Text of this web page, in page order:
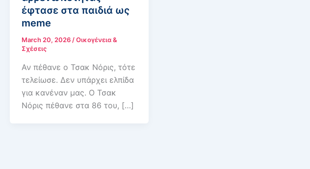
έφτασε στα παιδιά ως
meme
March 20, 2026/Οικογένεια &
Σχέσεις
Αν πέθανε ο Τσακ Νόρις, τότε
τελείωσε. Δεν υπάρχει ελπίδα
για κανέναν μας. Ο Τσακ
Νόρις πέθανε στα 86 του, […]